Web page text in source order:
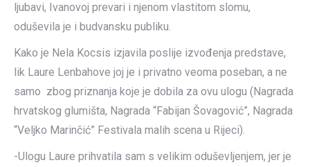
ljubavi, Ivanovoj prevari i njenom vlastitom slomu,
oduševila je i budvansku publiku.
Kako je Nela Kocsis izjavila poslije izvođenja predstave,
lik Laure Lenbahove joj je i privatno veoma poseban, a ne
samo zbog priznanja koje je dobila za ovu ulogu (Nagrada
hrvatskog glumišta, Nagrada “Fabijan Šovagović”, Nagrada
“Veljko Marinčić” Festivala malih scena u Rijeci).
-Ulogu Laure prihvatila sam s velikim oduševljenjem, jer je